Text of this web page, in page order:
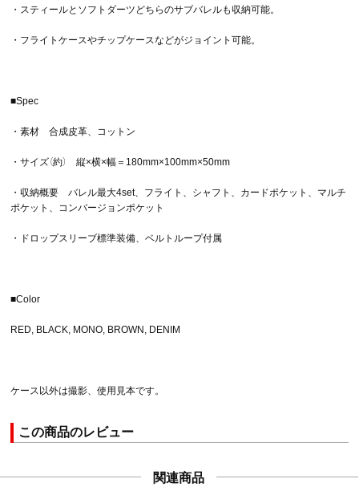
・スティールとソフトダーツどちらのサブバレルも収納可能。
・フライトケースやチップケースなどがジョイント可能。
■Spec
・素材 合成皮革、コットン
・サイズ（約） 縦×横×幅＝180mm×100mm×50mm
・収納概要 バレル最大4set、フライト、シャフト、カードポケット、マルチ
ポケット、コンバージョンポケット
・ドロップスリーブ標準装備、ベルトループ付属
■Color
RED, BLACK, MONO, BROWN, DENIM
ケース以外は撮影、使用見本です。
この商品のレビュー
関連商品